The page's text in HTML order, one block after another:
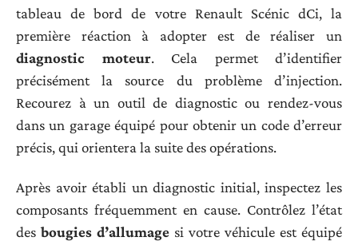
tableau de bord de votre Renault Scénic dCi, la
première réaction à adopter est de réaliser un
diagnostic moteur. Cela permet d’identifier
précisément la source du problème d’injection.
Recourez à un outil de diagnostic ou rendez-vous
dans un garage équipé pour obtenir un code d’erreur
précis, qui orientera la suite des opérations.
Après avoir établi un diagnostic initial, inspectez les
composants fréquemment en cause. Contrôlez l’état
des bougies d’allumage si votre véhicule est équipé